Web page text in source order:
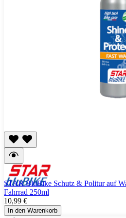
STAR BluBike Schutz & Politur auf
Fahrrad 250ml
10,99 €
In den Warenkorb